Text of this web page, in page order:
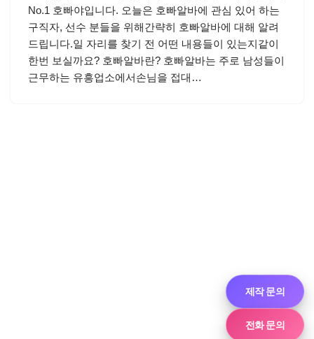
제작 문의
전화 문의
No.1 호빠야입니다. 오늘은 호빠알바에 관심 있어 하는
구직자, 선수 분들을 위해간략히 호빠알바에 대해 알려
드립니다.일 자리를 찾기 전 어떤 내용들이 있는지같이
한번 보실까요? 호빠알바란? 호빠알바는 주로 남성들이
근무하는 유흥업소에서손님을 접대…